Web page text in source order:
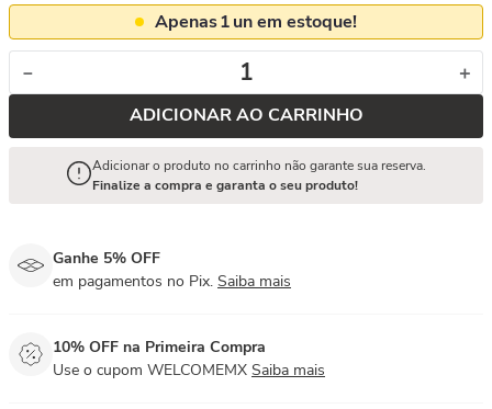
Apenas1un em estoque!
＋
－
ADICIONAR AO CARRINHO
Adicionar o produto no carrinho não garante sua reserva.
Finalize a compra e garanta o seu produto!
Ganhe 5% OFF
em pagamentos no Pix. Saiba mais
10% OFF na Primeira Compra
Use o cupom WELCOMEMX Saiba mais